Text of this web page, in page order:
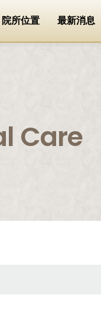
院所位置 最新消息
Care